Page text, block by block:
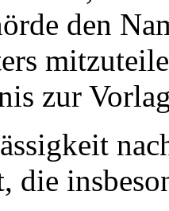
den
zur
die